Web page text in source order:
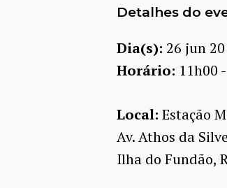
Detalhes do
Dia(s): 26 jun
Horário: 11h00
Local: Estação
Av. Athos da
Ilha do Fundão,